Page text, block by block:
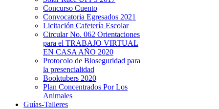
Concurso Cuento
Convocatoria Egresados 2021
Licitación Cafetería Escolar
Circular No. 062 Orientaciones
para el TRABAJO VIRTUAL
EN CASA AÑO 2020
Protocolo de Bioseguridad para
la presencialidad
Booktubers 2020
Plan Concentrados Por Los
Animales
Guías-Talleres